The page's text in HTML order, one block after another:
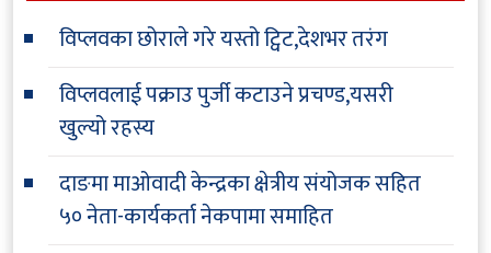
विप्लवका छोराले गरे यस्तो ट्विट,देशभर तरंग
विप्लवलाई पक्राउ पुर्जी कटाउने प्रचण्ड,यसरी
खुल्यो रहस्य
दाङमा माओवादी केन्द्रका क्षेत्रीय संयोजक सहित
५० नेता-कार्यकर्ता नेकपामा समाहित